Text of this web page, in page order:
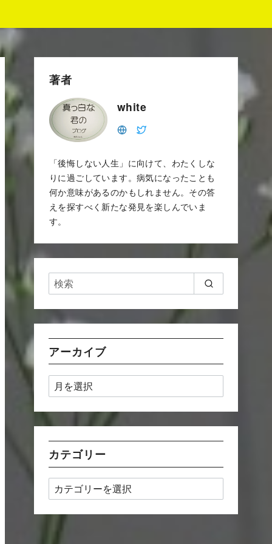
著者
white
「後悔しない人生」に向けて、わたくしな
りに過ごしています。病気になったことも
何か意味があるのかもしれません。その答
えを探すべく新たな発見を楽しんでいま
す。
アーカイブ
ア
ー
カ
ブ
カテゴリー
カ
テ
ゴ